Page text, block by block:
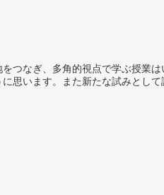
つなぎ、多角的視点で学ぶ授業
思います。また新たな試みとし